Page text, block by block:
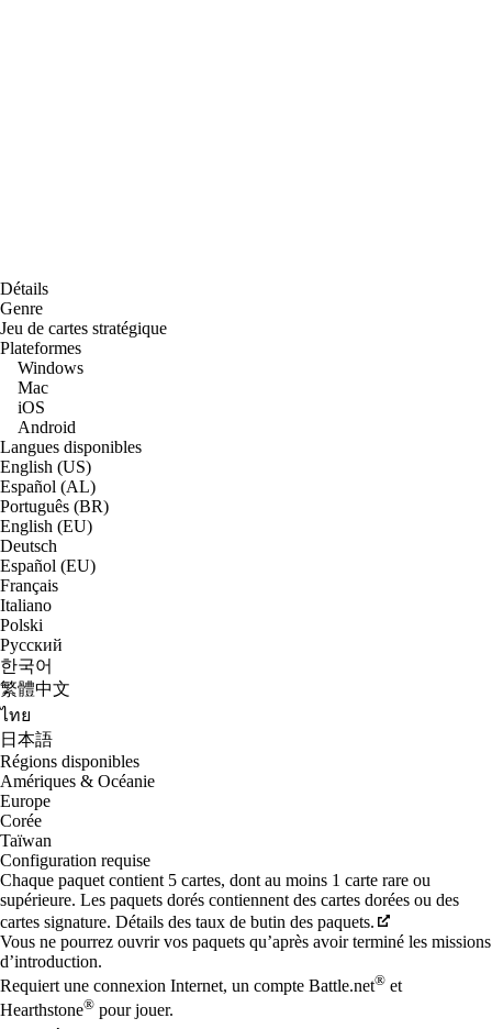
Détails
Genre
Jeu de cartes stratégique
Plateformes
Windows
Mac
iOS
Android
Langues disponibles
English (US)
Español (AL)
Português (BR)
English (EU)
Deutsch
Español (EU)
Français
Italiano
Polski
Русский
한국어
繁體中文
ไทย
日本語
Régions disponibles
Amériques & Océanie
Europe
Corée
Taïwan
Configuration requise
Chaque paquet contient 5 cartes, dont au moins 1 carte rare ou
supérieure. Les paquets dorés contiennent des cartes dorées ou des
cartes signature. Détails des taux de butin des paquets.
Vous ne pourrez ouvrir vos paquets qu’après avoir terminé les missions
d’introduction.
Requiert une connexion Internet, un compte Battle.net® et
Hearthstone® pour jouer.